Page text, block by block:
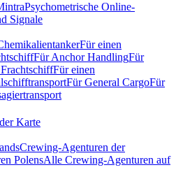
Psychometrische Online-
Signale
Für einen
Für Anchor HandlingFür
Für einen
Für General CargoFür
Karte
Crewing-Agenturen der
PolensAlle Crewing-Agenturen auf